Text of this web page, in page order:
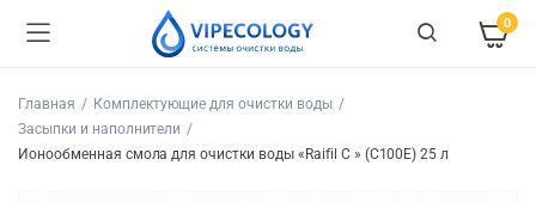
0
Главная
Комплектующие для очистки воды
Засыпки и наполнители
Ионообменная смола для очистки воды «Raifil C » (C100E) 25 л